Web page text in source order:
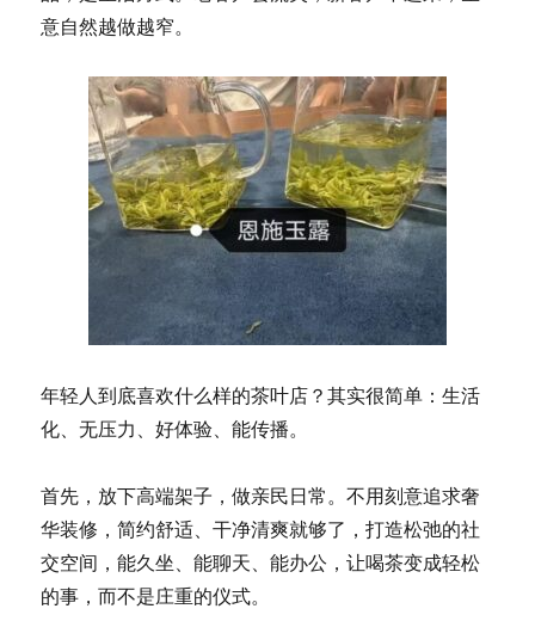
意自然越做越窄。
年轻人到底喜欢什么样的茶叶店？其实很简单：生活
化、无压力、好体验、能传播。
首先，放下高端架子，做亲民日常。不用刻意追求奢
华装修，简约舒适、干净清爽就够了，打造松弛的社
交空间，能久坐、能聊天、能办公，让喝茶变成轻松
的事，而不是庄重的仪式。